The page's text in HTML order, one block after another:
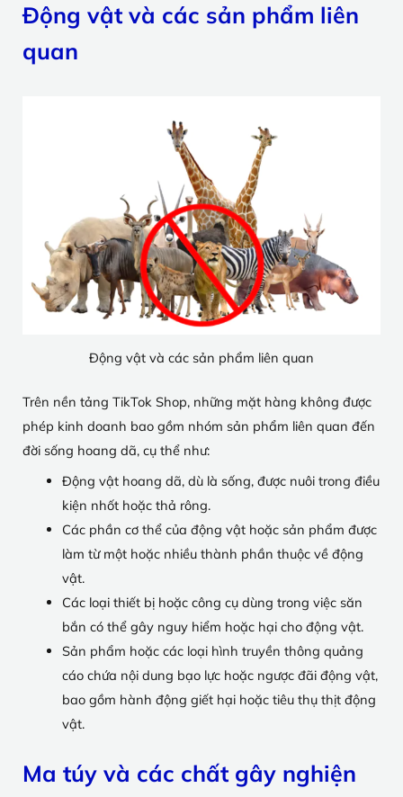
Động vật và các sản phẩm liên
quan
Động vật và các sản phẩm liên quan
Trên nền tảng TikTok Shop, những mặt hàng không được
phép kinh doanh bao gồm nhóm sản phẩm liên quan đến
đời sống hoang dã, cụ thể như:
Động vật hoang dã, dù là sống, được nuôi trong điều
kiện nhốt hoặc thả rông.
Các phần cơ thể của động vật hoặc sản phẩm được
làm từ một hoặc nhiều thành phần thuộc về động
vật.
Các loại thiết bị hoặc công cụ dùng trong việc săn
bắn có thể gây nguy hiểm hoặc hại cho động vật.
Sản phẩm hoặc các loại hình truyền thông quảng
cáo chứa nội dung bạo lực hoặc ngược đãi động vật,
bao gồm hành động giết hại hoặc tiêu thụ thịt động
vật.
Ma túy và các chất gây nghiện